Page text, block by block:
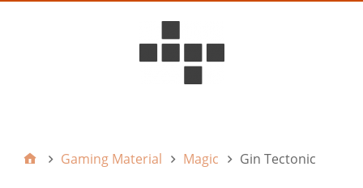
Gaming Material Magic Gin Tectonic